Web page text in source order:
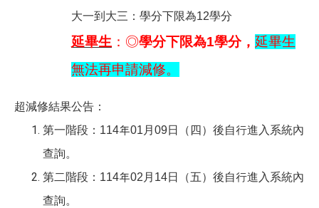
大一到大三：學分下限為12學分
延畢生 ：◎學分下限為1學分， 延畢生
無法再申請減修。
超減修結果公告：
第一階段：114年01月09日（四）後自行進入系統內
查詢。
第二階段：114年02月14日（五）後自行進入系統內
查詢。